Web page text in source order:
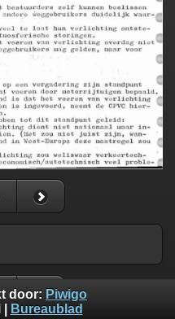
door: Piwigo
Bureaublad